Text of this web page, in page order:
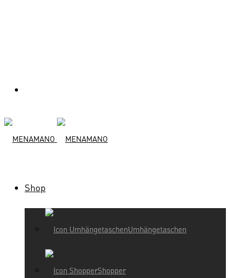
Shop
Umhängetaschen
Shopper